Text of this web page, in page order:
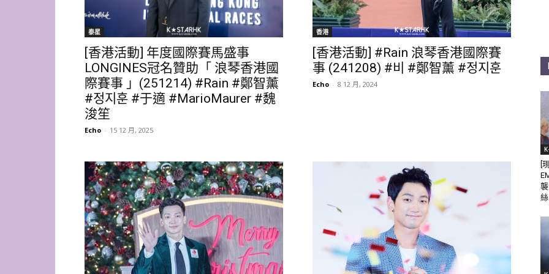
泰星
[香港活動] 年度國際賽馬盛事
LONGINES冠名贊助「 浪琴香港國
際賽事 」(251214) #Rain #鄭智薰
#정지훈 #于適 #MarioMaurer #魏
浚笙
Echo - 15 12 月, 2025
香港
[香港活動] #Rain 浪琴香港國際賽
事 (241208) #비 #鄭智薰 #정지훈
Echo - 8 12 月, 2024
[